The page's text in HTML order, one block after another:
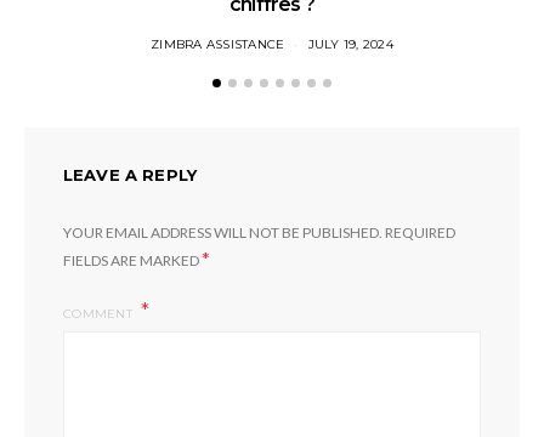
ZIMBRA ASSISTANCE JULY 19, 2024
LEAVE A REPLY
YOUR EMAIL ADDRESS WILL NOT BE PUBLISHED. REQUIRED
FIELDS ARE MARKED*
COMMENT